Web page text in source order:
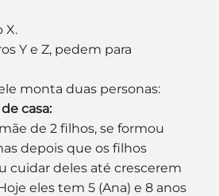
X.
Y e Z, pedem para
monta duas personas:
casa:
de 2 filhos, se formou
depois que os filhos
cuidar deles até crescerem
eles tem 5 (Ana) e 8 anos